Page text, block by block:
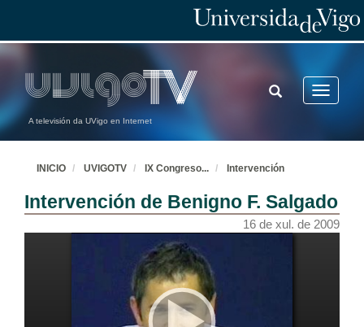
A televisión da UVigo en Internet
Toggle
TOGGLE
SEARCH
INICIO UVIGOTV IX Congreso... Intervención
Intervención de Benigno F. Salgado
16 de xul. de 2009